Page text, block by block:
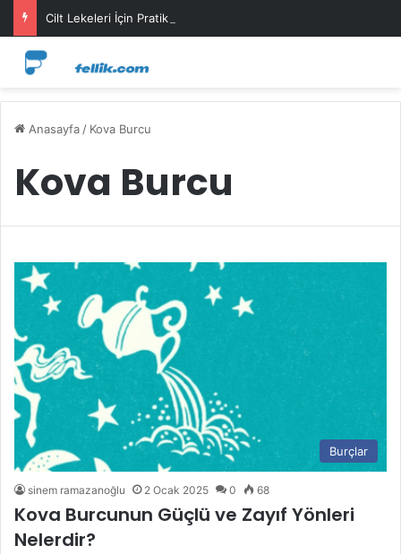
Cilt Lekeleri İçin Pratik Maske Önerileri
Anasayfa / Kova Burcu
Kova Burcu
Burçlar
sinem ramazanoğlu 2 Ocak 2025 0 68
Kova Burcunun Güçlü ve Zayıf Yönleri
Nelerdir?